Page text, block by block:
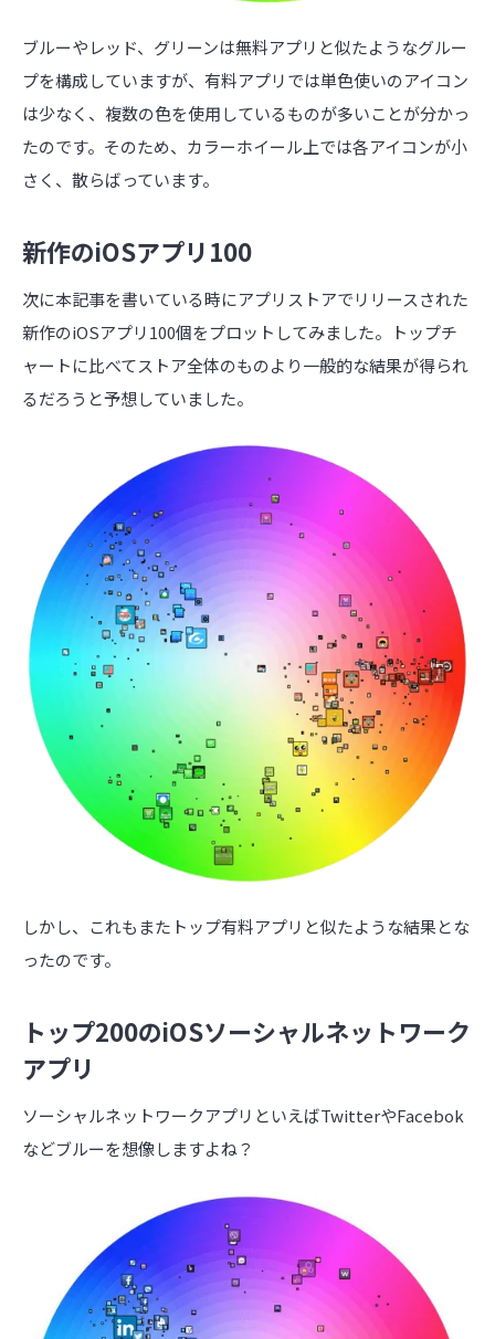
ブルーやレッド、グリーンは無料アプリと似たようなグルー
プを構成していますが、有料アプリでは単色使いのアイコン
は少なく、複数の色を使用しているものが多いことが分かっ
たのです。そのため、カラーホイール上では各アイコンが小
さく、散らばっています。
新作のiOSアプリ100
次に本記事を書いている時にアプリストアでリリースされた
新作のiOSアプリ100個をプロットしてみました。トップチ
ャートに比べてストア全体のものより一般的な結果が得られ
るだろうと予想していました。
しかし、これもまたトップ有料アプリと似たような結果とな
ったのです。
トップ200のiOSソーシャルネットワーク
アプリ
ソーシャルネットワークアプリといえばTwitterやFacebok
などブルーを想像しますよね？